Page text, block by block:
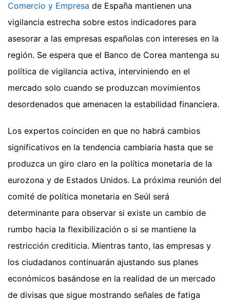
Comercio y Empresa de España mantienen una
vigilancia estrecha sobre estos indicadores para
asesorar a las empresas españolas con intereses en la
región. Se espera que el Banco de Corea mantenga su
política de vigilancia activa, interviniendo en el
mercado solo cuando se produzcan movimientos
desordenados que amenacen la estabilidad financiera.
Los expertos coinciden en que no habrá cambios
significativos en la tendencia cambiaria hasta que se
produzca un giro claro en la política monetaria de la
eurozona y de Estados Unidos. La próxima reunión del
comité de política monetaria en Seúl será
determinante para observar si existe un cambio de
rumbo hacia la flexibilización o si se mantiene la
restricción crediticia. Mientras tanto, las empresas y
los ciudadanos continuarán ajustando sus planes
económicos basándose en la realidad de un mercado
de divisas que sigue mostrando señales de fatiga